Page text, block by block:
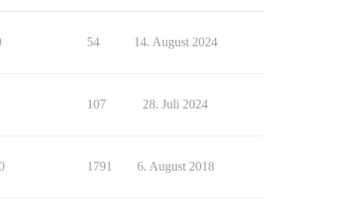
54 14. August 2024
107 28. Juli 2024
1791 6. August 2018